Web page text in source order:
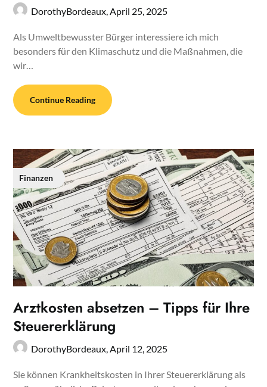
DorothyBordeaux,April 25, 2025
Als Umweltbewusster Bürger interessiere ich mich
besonders für den Klimaschutz und die Maßnahmen, die
wir…
Continue Reading
Finanzen
Arztkosten absetzen – Tipps für Ihre
Steuererklärung
DorothyBordeaux,April 12, 2025
Sie können Krankheitskosten in Ihrer Steuererklärung als